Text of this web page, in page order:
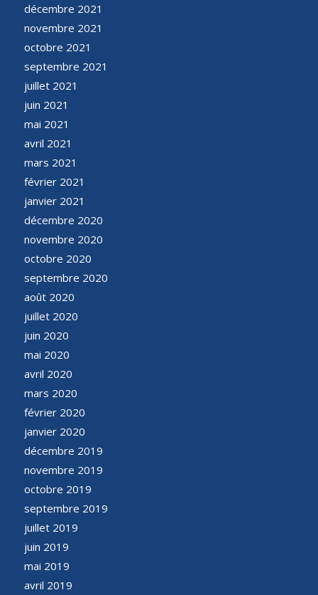
décembre 2021
novembre 2021
octobre 2021
septembre 2021
juillet 2021
juin 2021
mai 2021
avril 2021
mars 2021
février 2021
janvier 2021
décembre 2020
novembre 2020
octobre 2020
septembre 2020
août 2020
juillet 2020
juin 2020
mai 2020
avril 2020
mars 2020
février 2020
janvier 2020
décembre 2019
novembre 2019
octobre 2019
septembre 2019
juillet 2019
juin 2019
mai 2019
avril 2019